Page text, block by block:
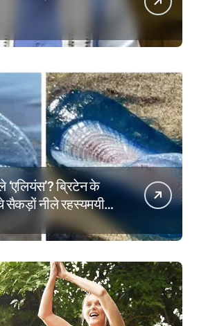
ब्रिटेन के
सैकड़ों नीले रहस्यमयी